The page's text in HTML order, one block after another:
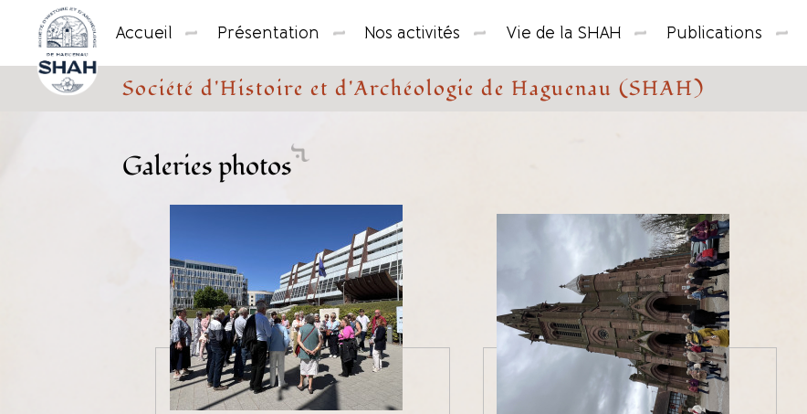
Accueil Présentation Nos activités Vie de la SHAH Publications
Société d'Histoire et d'Archéologie de Haguenau (SHAH)
Galeries photos
Cookies management panel